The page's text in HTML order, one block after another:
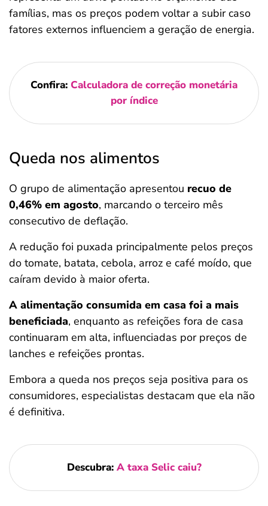
famílias, mas os preços podem voltar a subir caso
fatores externos influenciem a geração de energia.
Confira: Calculadora de correção monetária
por índice
Queda nos alimentos
O grupo de alimentação apresentou recuo de
0,46% em agosto, marcando o terceiro mês
consecutivo de deflação.
A redução foi puxada principalmente pelos preços
do tomate, batata, cebola, arroz e café moído, que
caíram devido à maior oferta.
A alimentação consumida em casa foi a mais
beneficiada, enquanto as refeições fora de casa
continuaram em alta, influenciadas por preços de
lanches e refeições prontas.
Embora a queda nos preços seja positiva para os
consumidores, especialistas destacam que ela não
é definitiva.
Descubra: A taxa Selic caiu?